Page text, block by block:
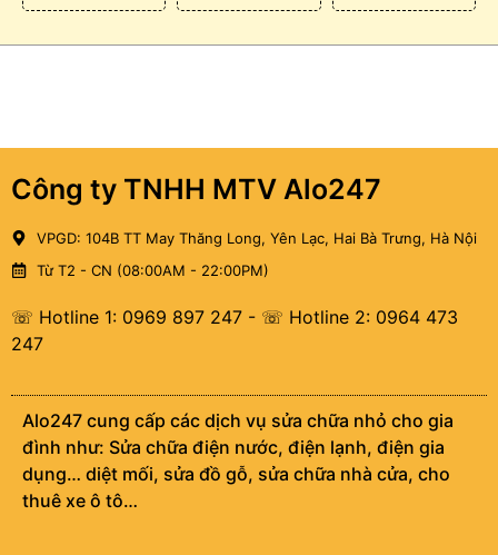
Công ty TNHH MTV Alo247
VPGD: 104B TT May Thăng Long, Yên Lạc, Hai Bà Trưng, Hà Nội
Từ T2 - CN (08:00AM - 22:00PM)
☏ Hotline 1: 0969 897 247 - ☏ Hotline 2: 0964 473
247
Alo247 cung cấp các dịch vụ sửa chữa nhỏ cho gia
đình như: Sửa chữa điện nước, điện lạnh, điện gia
dụng… diệt mối, sửa đồ gỗ, sửa chữa nhà cửa, cho
thuê xe ô tô…